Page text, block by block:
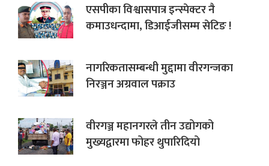
एसपीका विश्वासपात्र इन्स्पेक्टर नै
कमाउधन्दामा, डिआईजीसम्म सेटिङ !
नागरिकतासम्बन्धी मुद्दामा वीरगन्जका
निरञ्जन अग्रवाल पक्राउ
वीरगञ्ज महानगरले तीन उद्योगको
मुख्यद्वारमा फोहर थुपारिदियो